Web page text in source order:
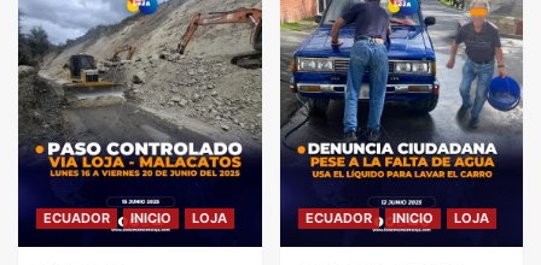
ECUADOR INICIO LOJA ECUADOR INICIO LOJA